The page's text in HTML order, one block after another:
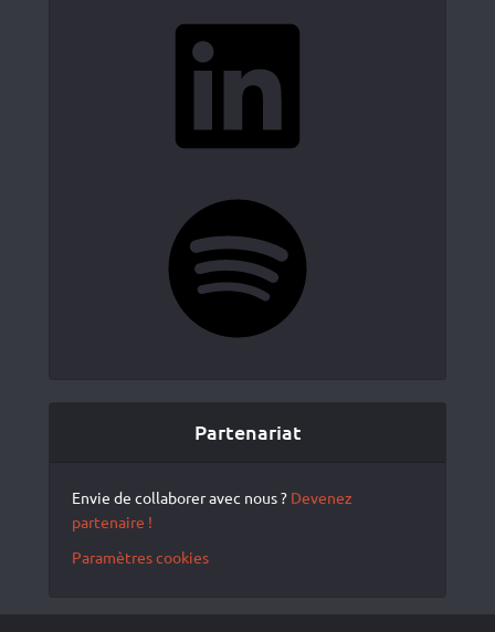
Partenariat
Envie de collaborer avec nous ? Devenez
partenaire !
Paramètres cookies